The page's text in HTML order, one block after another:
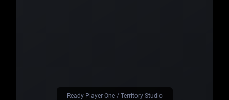
Ready Player One / Territory Studio